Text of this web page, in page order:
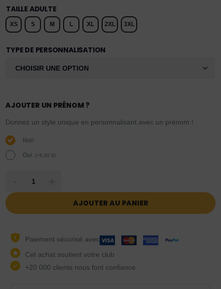
TAILLE ADULTE
XS S M L XL 2XL 3XL
TYPE DE PERSONNALISATION
AJOUTER UN PRÉNOM ?
Donnez un style unique en personnalisant avec un prénom !
Non
Oui. (+5,00€)
AJOUTER AU PANIER
Paiement sécurisé avec
Cet achat soutient votre club
+20 000 clients nous font confiance